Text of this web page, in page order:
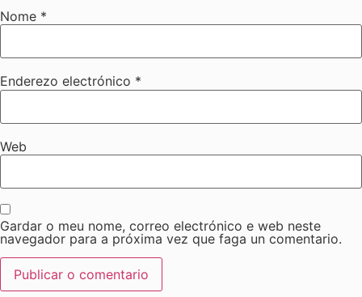
Nome *
Enderezo electrónico *
Web
Gardar o meu nome, correo electrónico e web neste
navegador para a próxima vez que faga un comentario.